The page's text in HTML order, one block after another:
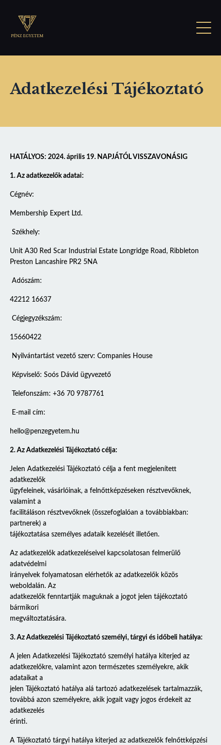
Adatkezelési Tájékoztató
HATÁLYOS: 2024. április 19. NAPJÁTÓL VISSZAVONÁSIG
1. Az adatkezelők adatai:
Cégnév:
Membership Expert Ltd.
Székhely:
Unit A30 Red Scar Industrial Estate Longridge Road, Ribbleton
Preston Lancashire PR2 5NA
Adószám:
42212 16637
Cégjegyzékszám:
15660422
Nyilvántartást vezető szerv: Companies House
Képviselő: Soós Dávid ügyvezető
Telefonszám: +36 70 9787761
E-mail cím:
hello@penzegyetem.hu
2. Az Adatkezelési Tájékoztató célja:
Jelen Adatkezelési Tájékoztató célja a fent megjelenített
adatkezelők
ügyfeleinek, vásárlóinak, a felnőttképzéseken résztvevőknek,
valamint a
facilitáláson résztvevőknek (összefoglalóan a továbbiakban:
partnerek) a
tájékoztatása személyes adataik kezelését illetően.
Az adatkezelők adatkezeléseivel kapcsolatosan felmerülő
adatvédelmi
irányelvek folyamatosan elérhetők az adatkezelők közös
weboldalán. Az
adatkezelők fenntartják maguknak a jogot jelen tájékoztató
bármikori
megváltoztatására.
3. Az Adatkezelési Tájékoztató személyi, tárgyi és időbeli hatálya:
A jelen Adatkezelési Tájékoztató személyi hatálya kiterjed az
adatkezelőkre, valamint azon természetes személyekre, akik
adataikat a
jelen Tájékoztató hatálya alá tartozó adatkezelések tartalmazzák,
továbbá azon személyekre, akik jogait vagy jogos érdekeit az
adatkezelés
érinti.
A Tájékoztató tárgyi hatálya kiterjed az adatkezelők felnőttképzési